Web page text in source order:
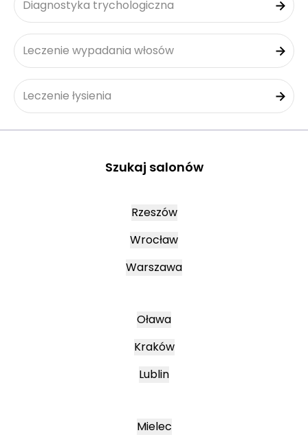
Diagnostyka trychologiczna
Leczenie wypadania włosów
Leczenie łysienia
Szukaj salonów
Rzeszów
Wrocław
Warszawa
Oława
Kraków
Lublin
Mielec